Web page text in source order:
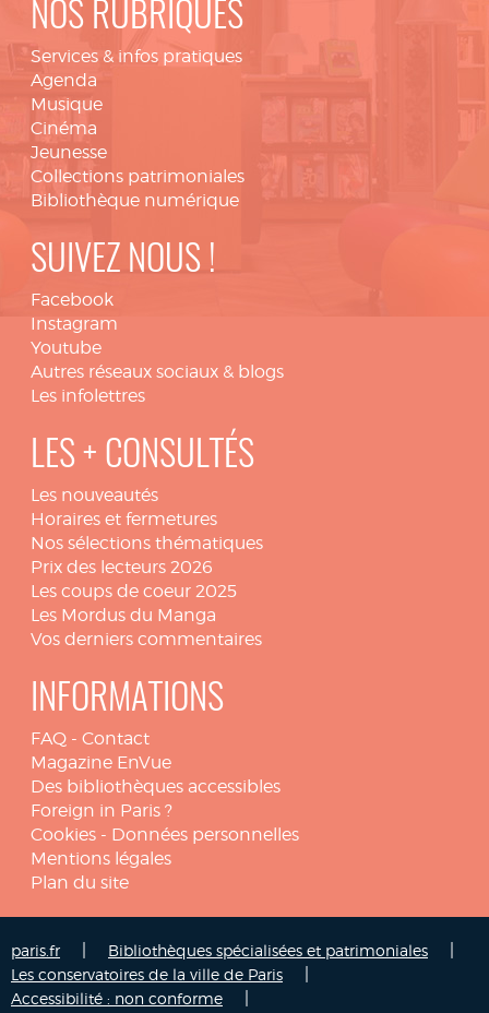
NOS RUBRIQUES
Services & infos pratiques
Agenda
Musique
Cinéma
Jeunesse
Collections patrimoniales
Bibliothèque numérique
SUIVEZ NOUS !
Facebook
Instagram
Youtube
Autres réseaux sociaux & blogs
Les infolettres
LES + CONSULTÉS
Les nouveautés
Horaires et fermetures
Nos sélections thématiques
Prix des lecteurs 2026
Les coups de coeur 2025
Les Mordus du Manga
Vos derniers commentaires
INFORMATIONS
FAQ - Contact
Magazine EnVue
Des bibliothèques accessibles
Foreign in Paris ?
Cookies - Données personnelles
Mentions légales
Plan du site
paris.fr Bibliothèques spécialisées et patrimoniales
Les conservatoires de la ville de Paris
Accessibilité : non conforme